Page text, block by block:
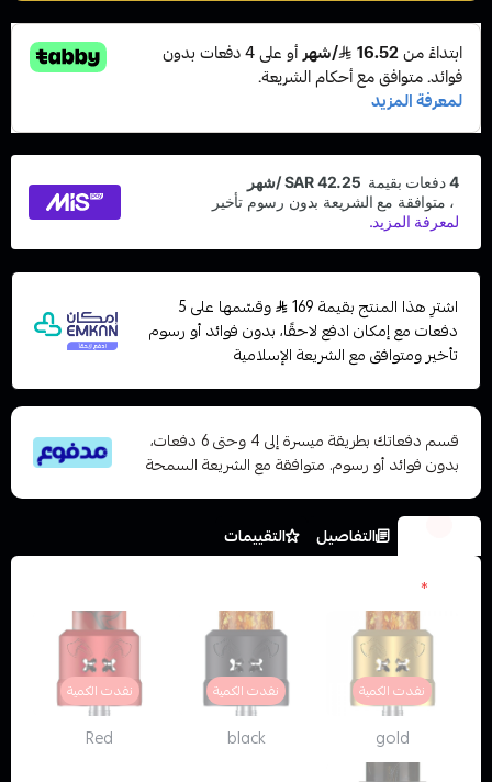
اشترِ هذا المنتج بقيمة 169
وقسّمها على 5
دفعات مع إمكان ادفع لاحقًا، بدون فوائد أو رسوم
تأخير ومتوافق مع الشريعة الإسلامية
قسم دفعاتك بطريقة ميسرة إلى 4 وحتى 6 دفعات،
بدون فوائد أو رسوم. متوافقة مع الشريعة السمحة
التفاصيل
التقييمات
*
نفدت الكمية
gold
نفدت الكمية
black
نفدت الكمية
Red